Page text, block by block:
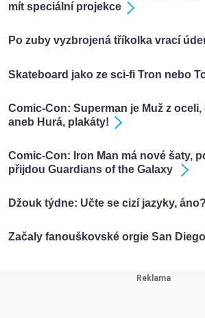
mít speciální projekce
Po zuby vyzbrojená tříkolka vrací
Skateboard jako ze sci-fi Tron nebo
Comic-Con: Superman je Muž z
aneb Hurá, plakáty!
Comic-Con: Iron Man má nové šaty,
přijdou Guardians of the Galaxy
Džouk týdne: Učte se cizí jazyky, áno?
Začaly fanouškovské orgie San